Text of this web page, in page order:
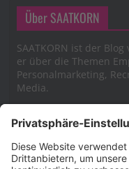
Über SAATKORN
SAATKORN ist der
er über die Themen
Personalmarketing,
Media.
Impressum